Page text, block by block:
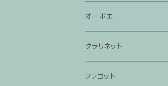
オーボエ
クラリネット
ファゴット